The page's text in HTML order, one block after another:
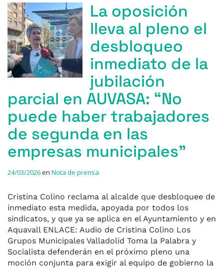
La oposición
lleva al pleno el
desbloqueo
inmediato de la
jubilación
parcial en AUVASA: “No
puede haber trabajadores
de segunda en las
empresas municipales”
24/03/2026en Nota de prensa
Cristina Colino reclama al alcalde que desbloquee de
inmediato esta medida, apoyada por todos los
sindicatos, y que ya se aplica en el Ayuntamiento y en
Aquavall ENLACE: Audio de Cristina Colino Los
Grupos Municipales Valladolid Toma la Palabra y
Socialista defenderán en el próximo pleno una
moción conjunta para exigir al equipo de gobierno la